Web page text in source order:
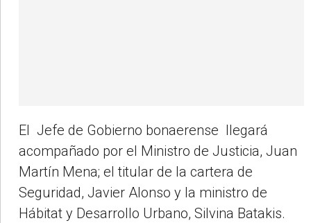
El Jefe de Gobierno bonaerense llegará
acompañado por el Ministro de Justicia, Juan
Martín Mena; el titular de la cartera de
Seguridad, Javier Alonso y la ministro de
Hábitat y Desarrollo Urbano, Silvina Batakis.